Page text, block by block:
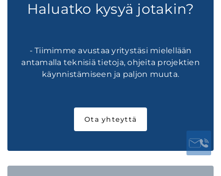
Haluatko kysyä jotakin?
- Tiimimme avustaa yritystäsi mielellään
antamalla teknisiä tietoja, ohjeita projektien
käynnistämiseen ja paljon muuta.
Ota yhteyttä